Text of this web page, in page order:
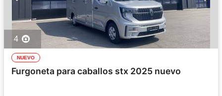
4
NUEVO
Furgoneta para caballos stx 2025 nuevo